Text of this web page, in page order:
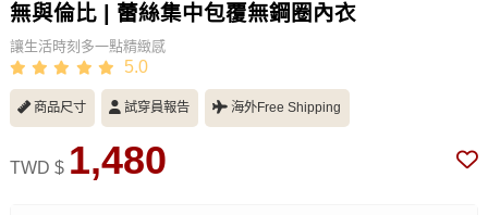
無與倫比 | 蕾絲集中包覆無鋼圈內衣
讓生活時刻多一點精緻感
5.0
商品尺寸 試穿員報告 海外Free Shipping
TWD $ 1,480